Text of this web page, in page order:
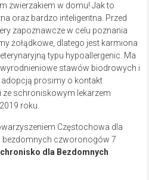
zwierzakiem w domu! Jak to
oraz bardzo inteligentna. Przed
zapoznawcze w celu poznania
żołądkowe, dlatego jest karmiona
typu hypoallergenic. Ma
stawów biodrowych i
adopcją prosimy o kontakt
schroniskowym lekarzem
roku.
dla Bezdomnych